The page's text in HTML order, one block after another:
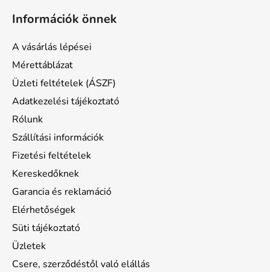
Információk önnek
A vásárlás lépései
Mérettáblázat
Üzleti feltételek (ÁSZF)
Adatkezelési tájékoztató
Rólunk
Szállítási információk
Fizetési feltételek
Kereskedőknek
Garancia és reklamáció
Elérhetőségek
Süti tájékoztató
Üzletek
Csere, szerződéstől való elállás